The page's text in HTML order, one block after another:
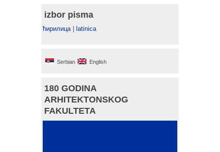
izbor pisma
ћирилица| latinica
Serbian English
180 GODINA
ARHITEKTONSKOG
FAKULTETA